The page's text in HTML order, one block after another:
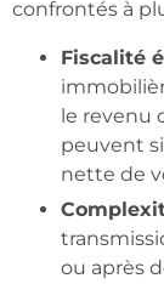
confrontés à
Fiscalité
le revenu
peuvent
nette de
ou après